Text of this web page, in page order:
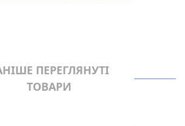
ПЕРЕГЛЯНУТІ
ТОВАРИ